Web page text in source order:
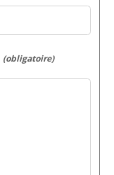
(obligatoire)